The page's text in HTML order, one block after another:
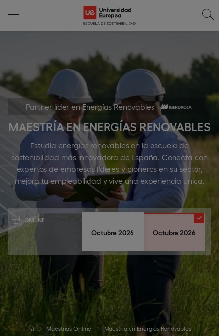
Partner líder en Energías Renovables
MAESTRÍA EN ENERGÍAS RENOVABLES
Estudia energías renovables en la escuela de
sostenibilidad más innovadora de España. Conecta con
expertos de empresas líderes y pioneros en su sector,
mejora tu empleabilidad y vive una experiencia única.
ONLINE
Octubre 2026 Octubre 2026
Maestrías Online Maestría en Energías Renovables